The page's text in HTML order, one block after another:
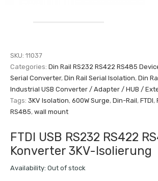
SKU: 11037
Categories: Din Rail RS232 RS422 RS485
Serial Converter, Din Rail Serial Isolation, Din
Industrial USB Converter / Adapter / HUB /
Tags: 3KV Isolation, 600W Surge, Din-Rail, FTDI,
RS485, wall mount
FTDI USB RS232 RS422
Konverter 3KV-Isolierung
Availability: Out of stock